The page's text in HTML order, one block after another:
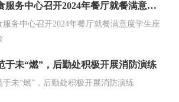
后勤处防汛抢险工作方案》。他要求，一是
上要高度重视。要充分认识今年天气复杂多
雨水较多、恶劣极端天...
，汛期、节假日等特殊时期的值班工作等提
明确要求。在菜鸟驿站，刘振红详细询问了
价格、人员值班和设施设备情况后，提出菜
的思维，对学生要像对自己的孩子一样将服
套和安全工作做好。在梅园餐厅，刘振红认
饮食服务中心召开2024年餐厅就餐满意度学生座谈会
服务中心召开2024年餐厅就餐满意度学生座
于未“燃”，后勤处积极开展消防演练
于未“燃”，后勤处积极开展消防演练